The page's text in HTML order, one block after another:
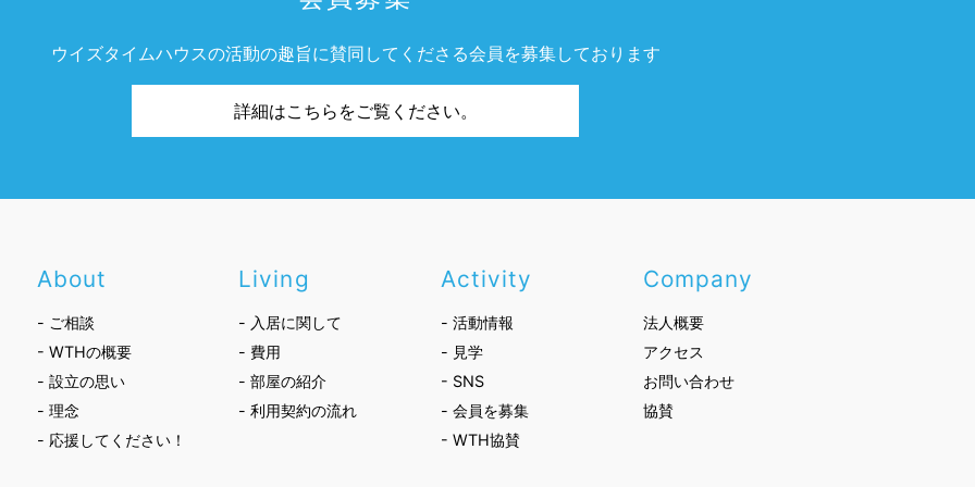
ウイズタイムハウスの活動の趣旨に賛同してくださる会員を募集しております
詳細はこちらをご覧ください。
About
- ご相談
- WTHの概要
- 設立の思い
- 理念
- 応援してください！
Living
- 入居に関して
- 費用
- 部屋の紹介
- 利用契約の流れ
Activity
- 活動情報
- 見学
- SNS
- 会員を募集
- WTH協賛
Company
法人概要
アクセス
お問い合わせ
協賛